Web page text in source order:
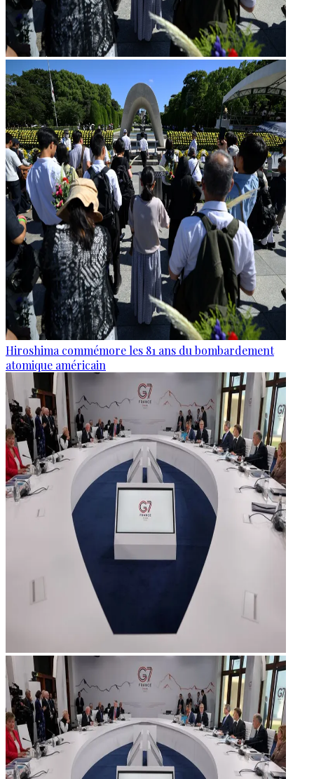
Hiroshima commémore les 81 ans du bombardement
atomique américain